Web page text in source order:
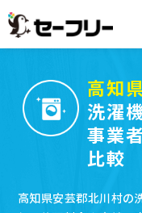
高知
洗濯
事業
比較
高知県安芸郡北川村の